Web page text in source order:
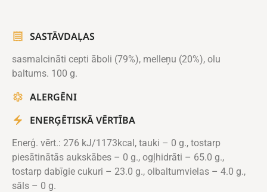
SASTĀVDAĻAS
sasmalcināti cepti āboli (79%), melleņu (20%), olu
baltums. 100 g.
ALERGĒNI
ENERĢĒTISKĀ VĒRTĪBA
Enerģ. vērt.: 276 kJ/1173kcal, tauki – 0 g., tostarp
piesātinātās aukskābes – 0 g., ogļhidrāti – 65.0 g.,
tostarp dabīgie cukuri – 23.0 g., olbaltumvielas – 4.0 g.,
sāls – 0 g.